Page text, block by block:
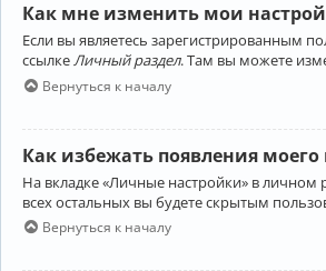
Как мне изменить мои
Если вы являетесь зарегистрированным
ссылкеЛичный раздел. Там вы можете
Вернуться к началу
Как избежать появления
На вкладке «Личные настройки» в личном
всех остальных вы будете скрытым
Вернуться к началу